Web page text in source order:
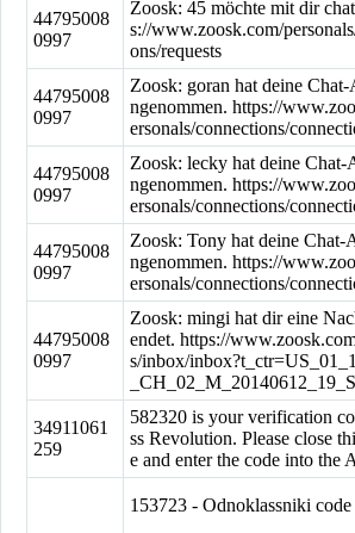
44795008
0997
Zoosk: 45 möchte mit dir
s://www.zoosk.com/
ons/requests
44795008
0997
Zoosk: goran hat deine Chat-
ngenommen. https://
ersonals/connections/
44795008
0997
Zoosk: lecky hat deine Chat-
ngenommen. https://
ersonals/connections/
44795008
0997
Zoosk: Tony hat deine Chat-
ngenommen. https://
ersonals/connections/
44795008
0997
Zoosk: mingi hat dir eine
endet. https://
s/inbox/
_CH_02_M_20140612_19_S
34911061
259
582320 is your verification
ss Revolution. Please close
e and enter the code into the
153723 - Odnoklassniki code